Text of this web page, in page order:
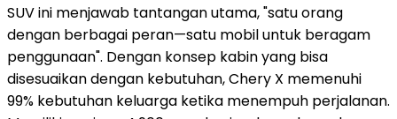
SUV ini menjawab tantangan utama, "satu orang
dengan berbagai peran—satu mobil untuk beragam
penggunaan". Dengan konsep kabin yang bisa
disesuaikan dengan kebutuhan, Chery X memenuhi
99% kebutuhan keluarga ketika menempuh perjalanan.